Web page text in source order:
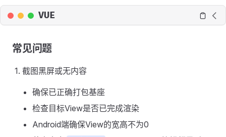
VUE
常见问题
截图黑屏或无内容
确保已正确打包基座
检查目标View是否已完成渲染
Android端确保View的宽高不为0